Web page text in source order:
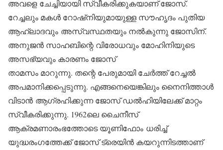
അവളെ ചേച്ചിയായി സ്വീകരിക്കുകയാണ് ജോസ്.
റേച്ചലും മകള്‍ റോഷ്‌നിയുമായുള്ള സൗഹൃദം പുതിയ
ആഹ്ലാദവും അസ്വസ്ഥതയും നല്‍കുന്നു ജോസിന്.
അനുജന്‍ സാഹബിന്റെ വിരോധവും മോഹിനിയുടെ
അസഭ്യവും കാരണം ജോസ്
താമസം മാറുന്നു. തന്റെ പേരുമായി ചേര്‍ത്ത് റേച്ചല്‍
അപമാനിക്കപ്പെടുന്നു. എങ്ങനെയെങ്കിലും നൈനിത്താള്‍
വിടാന്‍ ആഗ്രഹിക്കുന്ന ജോസ് ഡല്‍ഹിയിലേക്ക് മാറ്റം
സ്വീകരിക്കുന്നു. 1962ലെ ചൈനീസ്
ആക്രമണാരംഭത്തോടെ യൂണിഫോം ധരിച്ച്
യുദ്ധരംഗത്തേക്ക് ജോസ് ട്രെയിന്‍ കയറുന്നിടത്താണ്